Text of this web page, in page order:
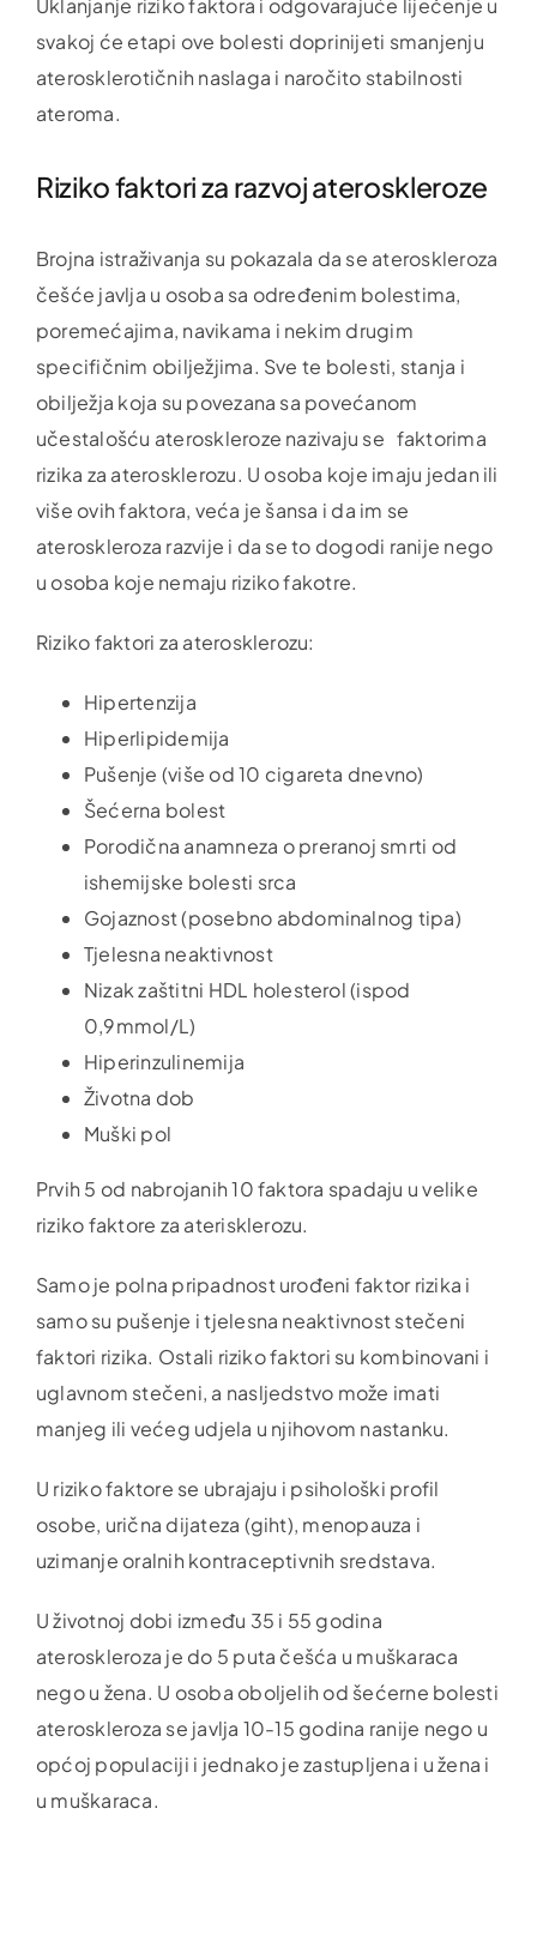
Uklanjanje riziko faktora i odgovarajuće liječenje u
svakoj će etapi ove bolesti doprinijeti smanjenju
aterosklerotičnih naslaga i naročito stabilnosti
ateroma.
Riziko faktori za razvoj ateroskleroze
Brojna istraživanja su pokazala da se ateroskleroza
češće javlja u osoba sa određenim bolestima,
poremećajima, navikama i nekim drugim
specifičnim obilježjima. Sve te bolesti, stanja i
obilježja koja su povezana sa povećanom
učestalošću ateroskleroze nazivaju se faktorima
rizika za aterosklerozu. U osoba koje imaju jedan ili
više ovih faktora, veća je šansa i da im se
ateroskleroza razvije i da se to dogodi ranije nego
u osoba koje nemaju riziko fakotre.
Riziko faktori za aterosklerozu:
Hipertenzija
Hiperlipidemija
Pušenje (više od 10 cigareta dnevno)
Šećerna bolest
Porodična anamneza o preranoj smrti od
ishemijske bolesti srca
Gojaznost (posebno abdominalnog tipa)
Tjelesna neaktivnost
Nizak zaštitni HDL holesterol (ispod
0,9mmol/L)
Hiperinzulinemija
Životna dob
Muški pol
Prvih 5 od nabrojanih 10 faktora spadaju u velike
riziko faktore za aterisklerozu.
Samo je polna pripadnost urođeni faktor rizika i
samo su pušenje i tjelesna neaktivnost stečeni
faktori rizika. Ostali riziko faktori su kombinovani i
uglavnom stečeni, a nasljedstvo može imati
manjeg ili većeg udjela u njihovom nastanku.
U riziko faktore se ubrajaju i psihološki profil
osobe, urična dijateza (giht), menopauza i
uzimanje oralnih kontraceptivnih sredstava.
U životnoj dobi između 35 i 55 godina
ateroskleroza je do 5 puta češća u muškaraca
nego u žena. U osoba oboljelih od šećerne bolesti
ateroskleroza se javlja 10-15 godina ranije nego u
općoj populaciji i jednako je zastupljena i u žena i
u muškaraca.